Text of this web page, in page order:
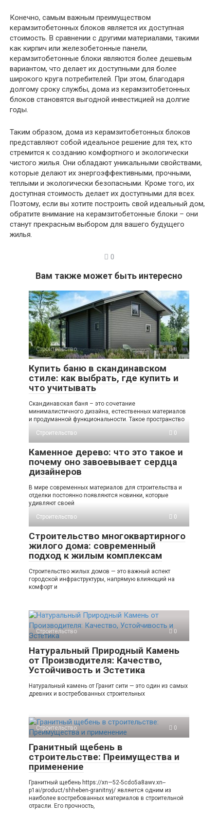
Конечно, самым важным преимуществом
керамзитобетонных блоков является их доступная
стоимость. В сравнении с другими материалами, такими
как кирпич или железобетонные панели,
керамзитобетонные блоки являются более дешевым
вариантом, что делает их доступными для более
широкого круга потребителей. При этом, благодаря
долгому сроку службы, дома из керамзитобетонных
блоков становятся выгодной инвестицией на долгие
годы.
Таким образом, дома из керамзитобетонных блоков
представляют собой идеальное решение для тех, кто
стремится к созданию комфортного и экологически
чистого жилья. Они обладают уникальными свойствами,
которые делают их энергоэффективными, прочными,
теплыми и экологически безопасными. Кроме того, их
доступная стоимость делает их доступными для всех.
Поэтому, если вы хотите построить свой идеальный дом,
обратите внимание на керамзитобетонные блоки – они
станут прекрасным выбором для вашего будущего
жилья.
0
Вам также может быть интересно
Строительство 0
Купить баню в скандинавском
стиле: как выбрать, где купить и
что учитывать
Скандинавская баня – это сочетание
минималистичного дизайна, естественных материалов
и продуманной функциональности. Такое пространство
Строительство
0
Каменное дерево: что это такое и
почему оно завоевывает сердца
дизайнеров
В мире современных материалов для строительства и
отделки постоянно появляются новинки, которые
удивляют своей
Строительство
0
Строительство многоквартирного
жилого дома: современный
подход к жилым комплексам
Строительство жилых домов — это важный аспект
городской инфраструктуры, напрямую влияющий на
комфорт и
Строительство 0
Натуральный Природный Камень
от Производителя: Качество,
Устойчивость и Эстетика
Натуральный камень от Гранит сити — это один из самых
древних и востребованных строительных
Строительство 0
Гранитный щебень в
строительстве: Преимущества и
применение
Гранитный щебень https://xn—52-5cdo5a8awv.xn--
p1ai/product/shheben-granitnyj/ является одним из
наиболее востребованных материалов в строительной
отрасли. Его прочность,